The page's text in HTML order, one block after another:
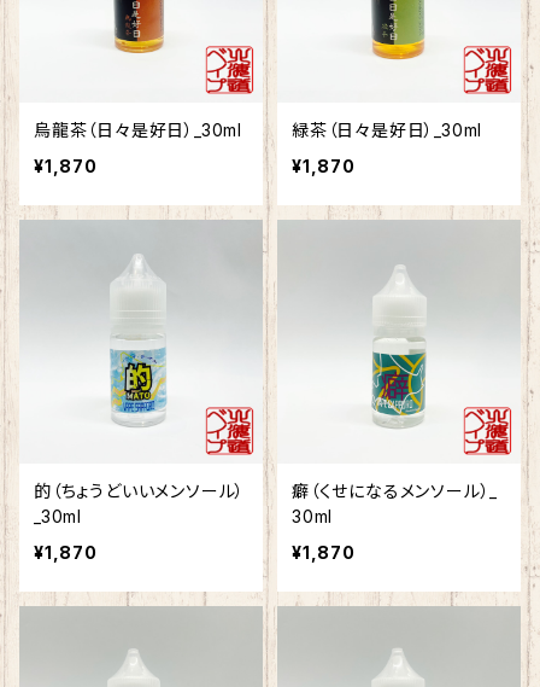
烏龍茶（日々是好日）_30ml
¥1,870
緑茶（日々是好日）_30ml
¥1,870
的（ちょうどいいメンソール）
_30ml
¥1,870
癖（くせになるメンソール）_
30ml
¥1,870